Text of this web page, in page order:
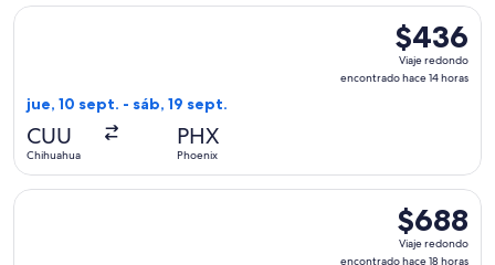
$436
Viaje
redondo,
$436
Viaje redondo
encontrado hace 14 horas
jue, 10 sept. - sáb, 19 sept.
CUU
Chihuahua
PHX
Phoenix
Seleccionar vuelo de Volaris, con salida el jue, 10 sept.
$688
Viaje
redondo,
$688
Viaje redondo
encontrado hace 18 horas
Seleccionar vuelo de American Airlines, con salida el jue, 8